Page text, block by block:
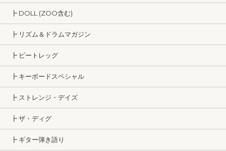
┣ DOLL (ZOO含む)
┣ リズム＆ドラムマガジン
┣ ビートレッグ
┣ キーボードスペシャル
┣ ストレンジ・デイズ
┣ ザ・ディグ
┣ ギター弾き語り